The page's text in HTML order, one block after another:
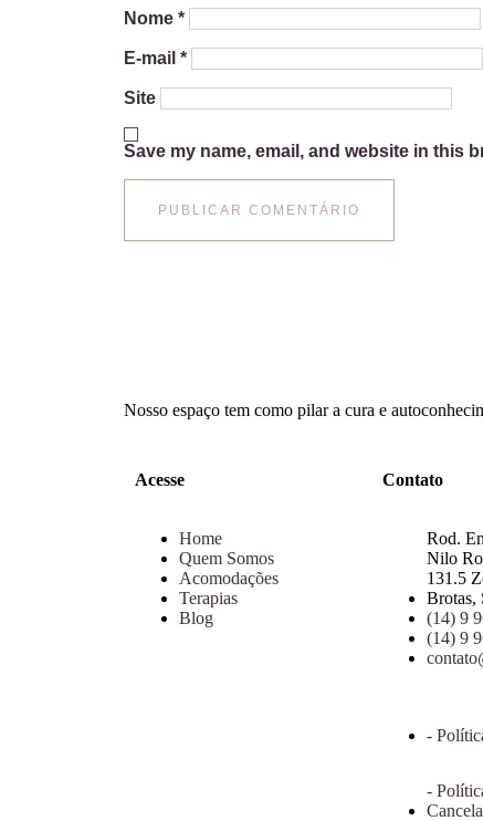
Nome *
E-mail *
Site
Save my name, email, and website in this
Nosso espaço tem como pilar a cura e
Acesse
Home
Quem Somos
Acomodações
Terapias
Blog
Contato
Rod.
Nilo
131.5
Brotas,
(14) 9
(14) 9
-
-